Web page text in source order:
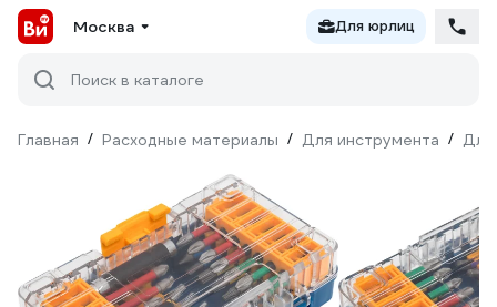
Москва Для юрлиц
Поиск в каталоге
Главная / Расходные материалы / Для инструмента / Для